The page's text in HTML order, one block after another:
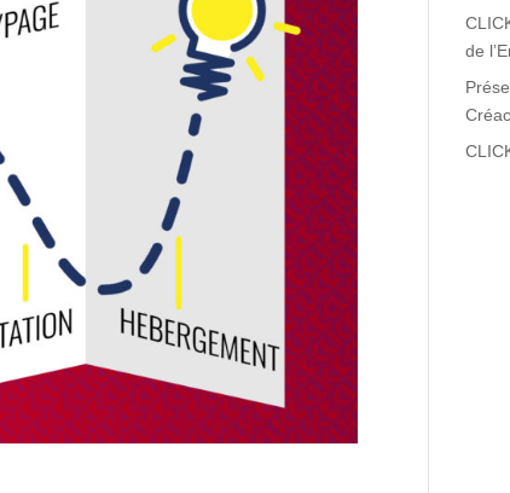
de